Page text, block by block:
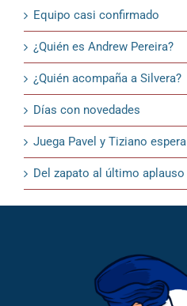
Equipo casi confirmado
¿Quién es Andrew Pereira?
¿Quién acompaña a Silvera?
Días con novedades
Juega Pavel y Tiziano espera
Del zapato al último aplauso